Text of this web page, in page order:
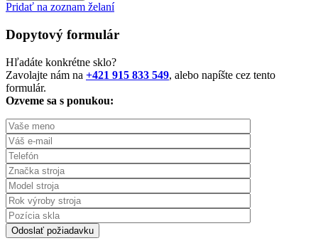
Pridať na zoznam želaní
Dopytový formulár
Hľadáte konkrétne sklo?
Zavolajte nám na +421 915 833 549, alebo napíšte cez tento
formulár.
Ozveme sa s ponukou:
Odoslať požiadavku